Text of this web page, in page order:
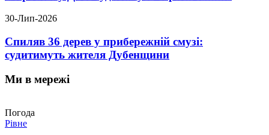
30-Лип-2026
Спиляв 36 дерев у прибережній смузі:
судитимуть жителя Дубенщини
Ми в мережі
Погода
Рівне